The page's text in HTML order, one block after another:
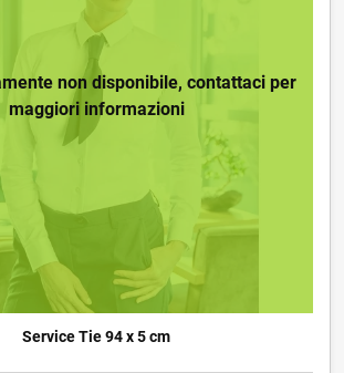
non disponibile, contattaci per
maggiori informazioni
Service Tie 94 x 5 cm